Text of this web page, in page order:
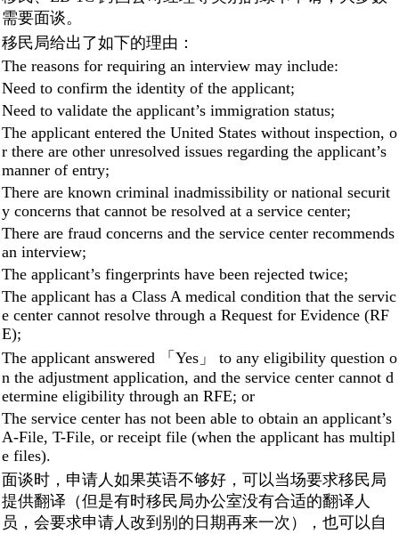
需要面谈。
移民局给出了如下的理由：
The reasons for requiring an interview may include:
Need to confirm the identity of the applicant;
Need to validate the applicant’s immigration status;
The applicant entered the United States without inspection, o
r there are other unresolved issues regarding the applicant’s
manner of entry;
There are known criminal inadmissibility or national securit
y concerns that cannot be resolved at a service center;
There are fraud concerns and the service center recommends
an interview;
The applicant’s fingerprints have been rejected twice;
The applicant has a Class A medical condition that the servic
e center cannot resolve through a Request for Evidence (RF
E);
The applicant answered 「Yes」 to any eligibility question o
n the adjustment application, and the service center cannot d
etermine eligibility through an RFE; or
The service center has not been able to obtain an applicant’s
A-File, T-File, or receipt file (when the applicant has multipl
e files).
面谈时，申请人如果英语不够好，可以当场要求移民局
提供翻译（但是有时移民局办公室没有合适的翻译人
员，会要求申请人改到别的日期再来一次），也可以自